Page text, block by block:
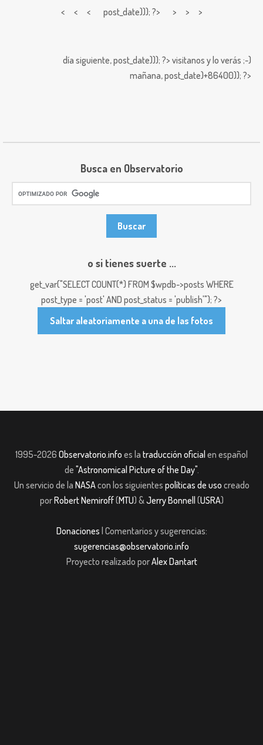
< < < post_date))); ?> > > >
día siguiente,post_date))); ?> visitanos y lo verás ;-)
mañana,post_date)+86400)); ?>
Busca en Observatorio
o si tienes suerte ...
get_var("SELECT COUNT(*) FROM $wpdb->posts WHERE
post_type = 'post' AND post_status = 'publish'"); ?>
Saltar aleatoriamente a una de las fotos
1995-2026 Observatorio.info es la traducción oficial en español
de "Astronomical Picture of the Day".
Un servicio de la NASAcon los siguientes políticas de uso creado
porRobert Nemiroff(MTU) &Jerry Bonnell (USRA)
Donaciones | Comentarios y sugerencias:
sugerencias@observatorio.info
Proyecto realizado porAlex Dantart